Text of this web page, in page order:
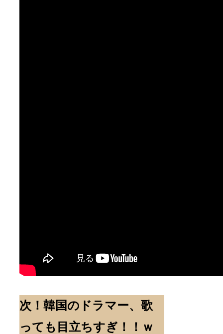
次！韓国のドラマー、歌
っても目立ちすぎ！！ｗ